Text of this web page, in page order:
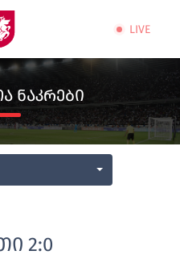
LIVE
ᲜᲐᲙᲠᲔᲑᲘ
2:0